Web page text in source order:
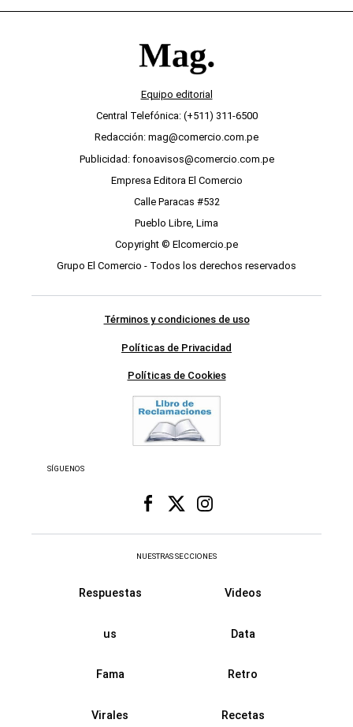
Equipo editorial
Central Telefónica: (+511) 311-6500
Redacción: mag@comercio.com.pe
Publicidad: fonoavisos@comercio.com.pe
Empresa Editora El Comercio
Calle Paracas #532
Pueblo Libre, Lima
Copyright © Elcomercio.pe
Grupo El Comercio - Todos los derechos reservados
Términos y condiciones de uso
Políticas de Privacidad
Políticas de Cookies
SÍGUENOS
NUESTRAS SECCIONES
Respuestas Videos
us Data
Fama Retro
Virales Recetas